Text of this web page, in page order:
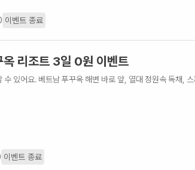
이벤트 종료
리조트 3일 0원 이벤트
있어요. 베트남 푸꾸옥 해변 바로 앞, 열대 정원속 독채,
이벤트 종료